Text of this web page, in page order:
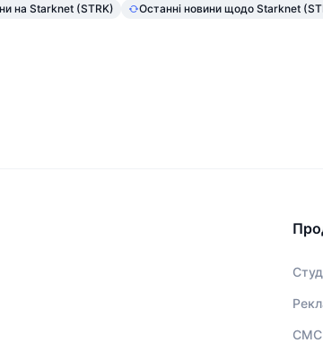
на Starknet (STRK) Останні новини щодо Starknet